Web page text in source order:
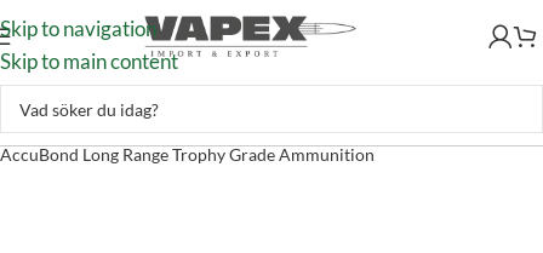
Skip to navigation
Skip to main content
Skytte–Ammunition–Kulammunition–Nosler 7mm Rem Mag 168gr
AccuBond Long Range Trophy Grade Ammunition